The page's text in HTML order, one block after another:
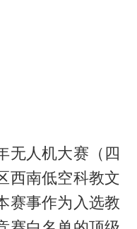
无人机大赛（四
西南低空科教文
赛事作为入选教